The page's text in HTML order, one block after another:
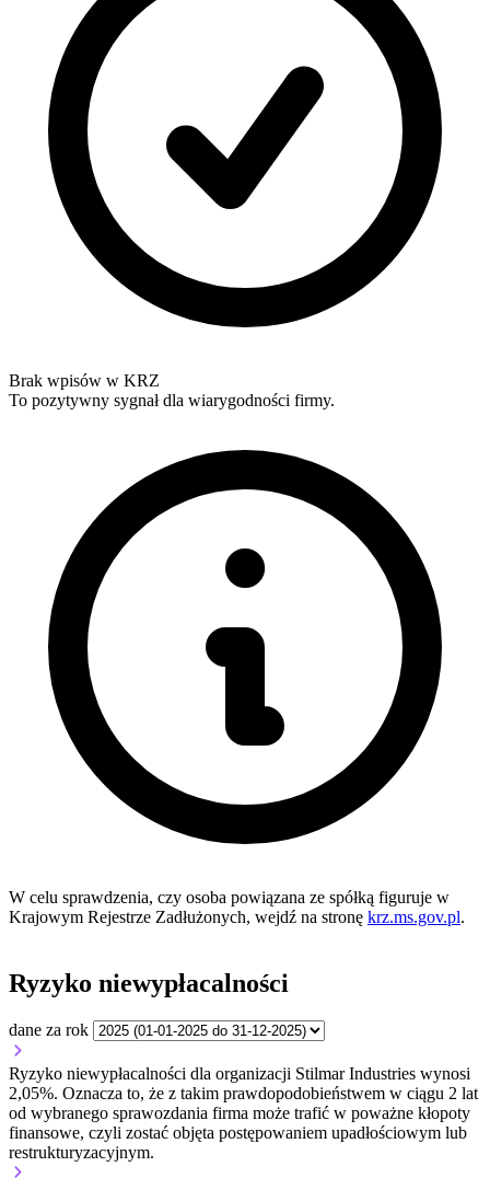
Brak wpisów w KRZ
To pozytywny sygnał dla wiarygodności firmy.
W celu sprawdzenia, czy osoba powiązana ze spółką figuruje w
Krajowym Rejestrze Zadłużonych, wejdź na stronę krz.ms.gov.pl.
Ryzyko niewypłacalności
dane za rok
Ryzyko niewypłacalności dla organizacji Stilmar Industries wynosi
2,05%. Oznacza to, że z takim prawdopodobieństwem w ciągu 2 lat
od wybranego sprawozdania firma może trafić w poważne kłopoty
finansowe, czyli zostać objęta postępowaniem upadłościowym lub
restrukturyzacyjnym.